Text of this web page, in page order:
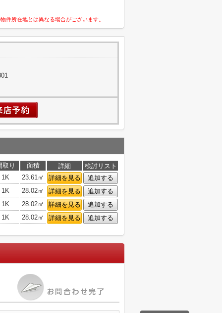
件所在地とは異なる場合がございます。
取り 面積 詳細
検討リスト
1K 23.61㎡ 詳細を見る
追加する
1K 28.02㎡ 詳細を見る
追加する
1K 28.02㎡ 詳細を見る
追加する
1K 28.02㎡ 詳細を見る 追加する